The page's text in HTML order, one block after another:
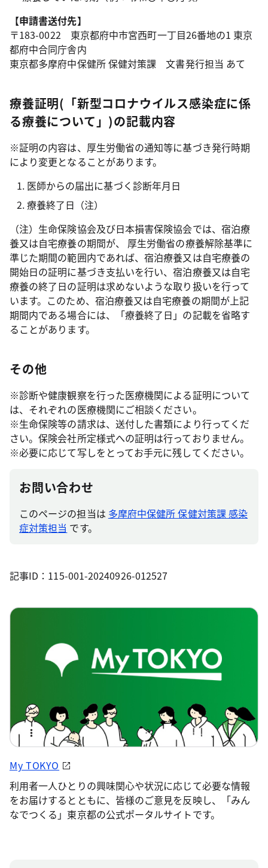
【申請書送付先】
〒183-0022 東京都府中市宮西町一丁目26番地の1 東京
都府中合同庁舎内
東京都多摩府中保健所 保健対策課 文書発行担当 あて
療養証明(「新型コロナウイルス感染症に係
る療養について」)の記載内容
※証明の内容は、厚生労働省の通知等に基づき発行時期
により変更となることがあります。
医師からの届出に基づく診断年月日
療養終了日（注）
（注）生命保険協会及び日本損害保険協会では、宿泊療
養又は自宅療養の期間が、 厚生労働省の療養解除基準に
準じた期間の範囲内であれば、宿泊療養又は自宅療養の
開始日の証明に基づき支払いを行い、宿泊療養又は自宅
療養の終了日の証明は求めないような取り扱いを行って
います。このため、宿泊療養又は自宅療養の期間が上記
期間内である場合には、「療養終了日」の記載を省略す
ることがあります。
その他
※診断や健康観察を行った医療機関による証明について
は、それぞれの医療機関にご相談ください。
※生命保険等の請求は、送付した書類により行ってくだ
さい。保険会社所定様式への証明は行っておりません。
※必要に応じて写しをとってお手元に残してください。
お問い合わせ
このページの担当は 多摩府中保健所 保健対策課 感染
症対策担当 です。
記事ID：115-001-20240926-012527
My TOKYO
利用者一人ひとりの興味関心や状況に応じて必要な情報
をお届けするとともに、皆様のご意見を反映し、「みん
なでつくる」東京都の公式ポータルサイトです。